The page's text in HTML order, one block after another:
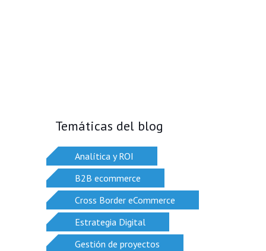
Temáticas del blog
Analítica y ROI
B2B ecommerce
Cross Border eCommerce
Estrategia Digital
Gestión de proyectos